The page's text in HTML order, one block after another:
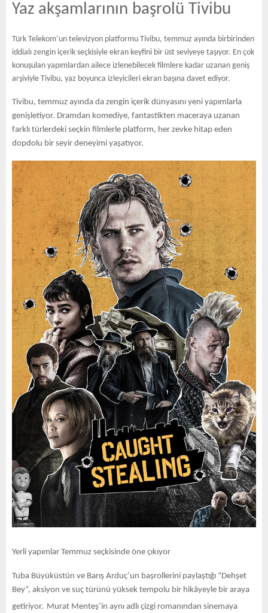
U
Yaz akşamlarının başrolü Tivibu
Türk Telekom’un televizyon platformu Tivibu, temmuz ayında birbirinden
iddialı zengin içerik seçkisiyle ekran keyfini bir üst seviyeye taşıyor. En çok
konuşulan yapımlardan ailece izlenebilecek filmlere kadar uzanan geniş
arşiviyle Tivibu, yaz boyunca izleyicileri ekran başına davet ediyor.
Tivibu, temmuz ayında da zengin içerik dünyasını yeni yapımlarla
genişletiyor. Dramdan komediye, fantastikten maceraya uzanan
farklı türlerdeki seçkin filmlerle platform, her zevke hitap eden
dopdolu bir seyir deneyimi yaşatıyor.
Yerli yapımlar Temmuz seçkisinde öne çıkıyor
Tuba Büyüküstün ve Barış Arduç’un başrollerini paylaştığı “Dehşet
Bey”, aksiyon ve suç türünü yüksek tempolu bir hikâyeyle bir araya
getiriyor. Murat Menteş’in aynı adlı çizgi romanından sinemaya